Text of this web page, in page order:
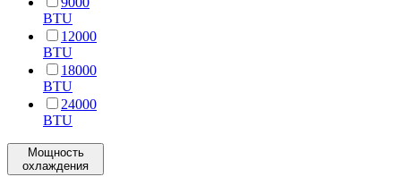
BTU
12000
BTU
18000
BTU
24000
BTU
Мощность
охлаждения